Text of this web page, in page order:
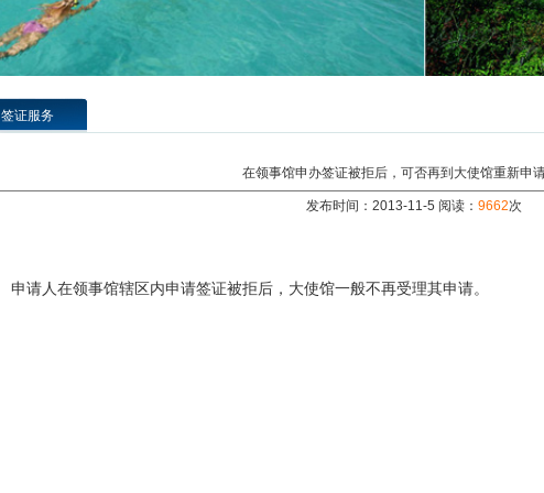
签证服务
在领事馆申办签证被拒后，可否再到大使馆重新申
发布时间：2013-11-5 阅读： 9662次
申请人在领事馆辖区内申请签证被拒后，大使馆一般不再受理其申请。